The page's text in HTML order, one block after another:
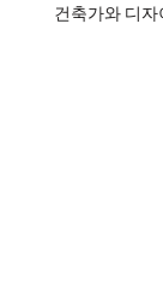
건축가와 디자